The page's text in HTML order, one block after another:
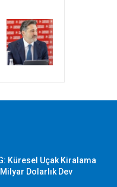
Küresel Uçak Kiralama
Dolarlık Dev